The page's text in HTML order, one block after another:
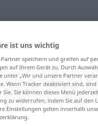
ist uns wichtig
speichern und greifen auf
auf Ihrem Gerät zu. Durch
unter „Wir und unsere Partner
Wenn Tracker deaktiviert sind,
Sie. Sie können dieses Menü
zu widerrufen, indem Sie auf den
Einstellungen gelten innerhalb